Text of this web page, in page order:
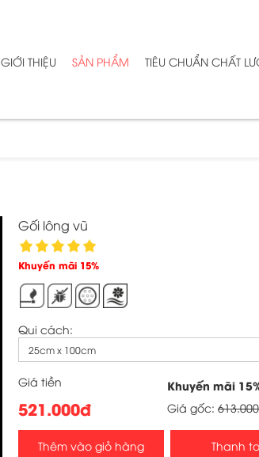
GIỚI THIỆU SẢN PHẨM TIÊU CHUẨN CHẤT
Gối lông vũ
Khuyến mãi 15%
Qui cách:
25cm x 100cm
Giá tiền
521.000đ
Khuyến mãi 15
Giá gốc:
Thêm vào giỏ hàng Thanh